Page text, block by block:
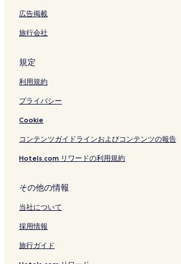
広告掲載
旅行会社
規定
利用規約
プライバシー
Cookie
コンテンツガイドラインおよびコンテンツの報告
Hotels.com リワードの利用規約
その他の情報
当社について
採用情報
旅行ガイド